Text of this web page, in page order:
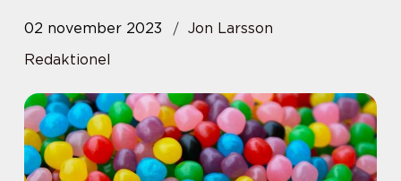
02 november 2023
Jon Larsson
Redaktionel